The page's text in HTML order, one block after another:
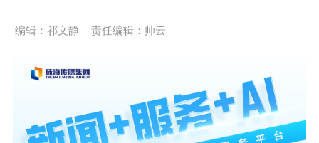
编辑：祁文静 责任编辑：帅云